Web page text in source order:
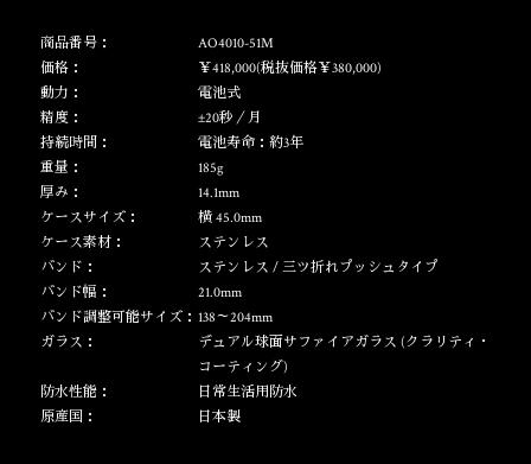
商品番号：
AO4010-51M
価格：
￥418,000(税抜価格￥380,000)
動力：
電池式
精度：
±20秒／月
持続時間：
電池寿命：約3年
重量：
185g
厚み：
14.1mm
ケースサイズ：
横 45.0mm
ケース素材：
ステンレス
バンド：
ステンレス / 三ツ折れプッシュタイプ
バンド幅：
21.0mm
バンド調整可能サイズ： 138～204mm
ガラス：
デュアル球面サファイアガラス (クラリティ・
コーティング)
防水性能：
日常生活用防水
原産国：
日本製